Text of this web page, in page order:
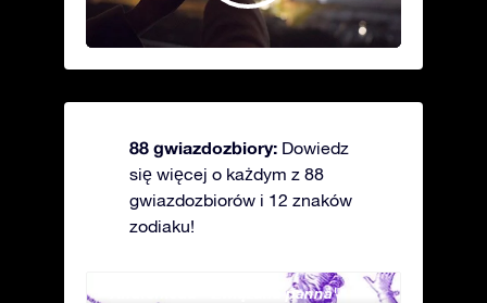
88 gwiazdozbiory: Dowiedz
się więcej o każdym z 88
gwiazdozbiorów i 12 znaków
zodiaku!
Andromeda - Związana panna